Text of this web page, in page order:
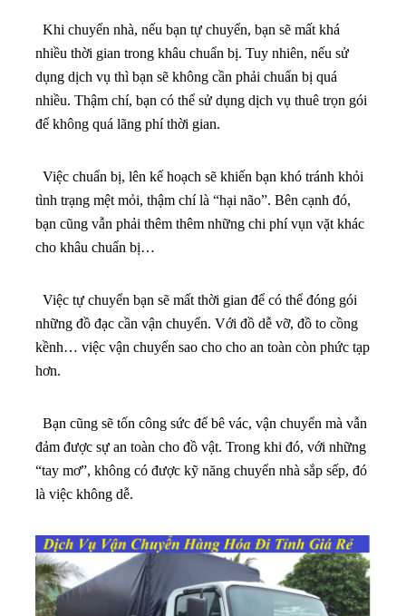
Khi chuyển nhà, nếu bạn tự chuyển, bạn sẽ mất khá
nhiều thời gian trong khâu chuẩn bị. Tuy nhiên, nếu sử
dụng dịch vụ thì bạn sẽ không cần phải chuẩn bị quá
nhiều. Thậm chí, bạn có thể sử dụng dịch vụ thuê trọn gói
để không quá lãng phí thời gian.
Việc chuẩn bị, lên kế hoạch sẽ khiến bạn khó tránh khỏi
tình trạng mệt mỏi, thậm chí là “hại não”. Bên cạnh đó,
bạn cũng vẫn phải thêm thêm những chi phí vụn vặt khác
cho khâu chuẩn bị…
Việc tự chuyển bạn sẽ mất thời gian để có thể đóng gói
những đồ đạc cần vận chuyển. Với đồ dễ vỡ, đồ to cồng
kềnh… việc vận chuyển sao cho cho an toàn còn phức tạp
hơn.
Bạn cũng sẽ tốn công sức để bê vác, vận chuyển mà vẫn
đảm được sự an toàn cho đồ vật. Trong khi đó, với những
“tay mơ”, không có được kỹ năng chuyển nhà sắp sếp, đó
là việc không dễ.